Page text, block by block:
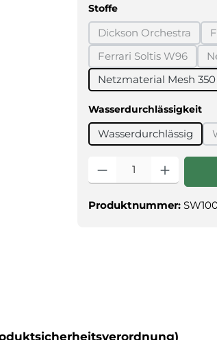
Stoffeauswählen
Dickson Orchestra
(Diese Option
Ferrari Soltis W96
(Diese Option
Netzmaterial Mesh 350
Wasserdurchlässigkeit
Wasserdurchlässig
Produkt Anzahl: Gib den
Produktnummer: